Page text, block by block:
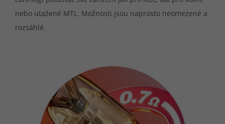
nebo utažené MTL. Možnosti jsou naprosto neomezené a
rozsáhlé.